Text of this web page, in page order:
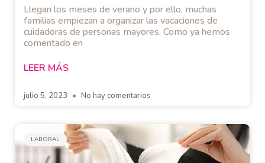
Llegan los meses de verano y por ello, muchas
familias empiezan a organizar las vacaciones de
cuidadoras de personas mayores. Como ya hemos
comentado en
LEER MÁS
julio 5, 2023 No hay comentarios
LABORAL